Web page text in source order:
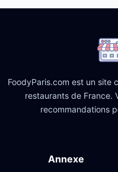
FoodyParis.com est un site
restaurants de France.
recommandations
Annexe